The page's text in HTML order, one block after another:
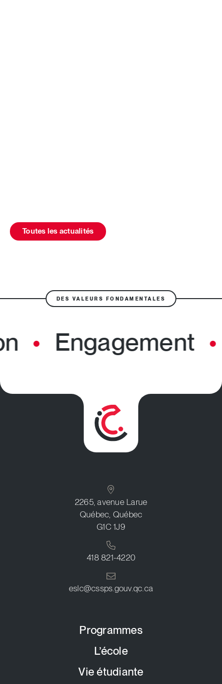
Toutes les actualités
DES VALEURS FONDAMENTALES
Engagement
2265, avenue Larue
Québec, Québec
G1C 1J9
418 821-4220
eslc@cssps.gouv.qc.ca
Programmes
L’école
Vie étudiante